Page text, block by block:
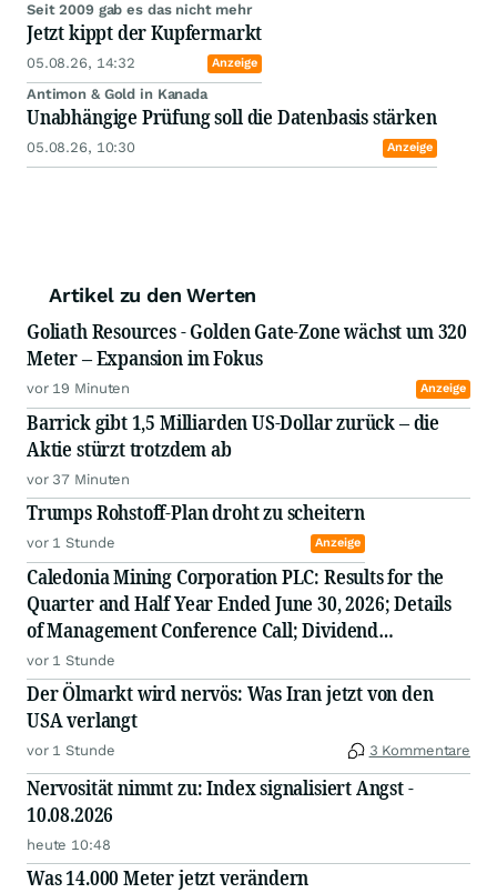
Seit 2009 gab es das nicht mehr
Jetzt kippt der Kupfermarkt
05.08.26, 14:32 Anzeige
Antimon & Gold in Kanada
Unabhängige Prüfung soll die Datenbasis stärken
05.08.26, 10:30 Anzeige
Artikel zu den Werten
Goliath Resources - Golden Gate-Zone wächst um 320
Meter – Expansion im Fokus
vor 19 Minuten Anzeige
Barrick gibt 1,5 Milliarden US-Dollar zurück – die
Aktie stürzt trotzdem ab
vor 37 Minuten
Trumps Rohstoff-Plan droht zu scheitern
vor 1 Stunde Anzeige
Caledonia Mining Corporation PLC: Results for the
Quarter and Half Year Ended June 30, 2026; Details
of Management Conference Call; Dividend
Declaration
vor 1 Stunde
Der Ölmarkt wird nervös: Was Iran jetzt von den
USA verlangt
vor 1 Stunde 3 Kommentare
Nervosität nimmt zu: Index signalisiert Angst -
10.08.2026
heute 10:48
Was 14.000 Meter jetzt verändern